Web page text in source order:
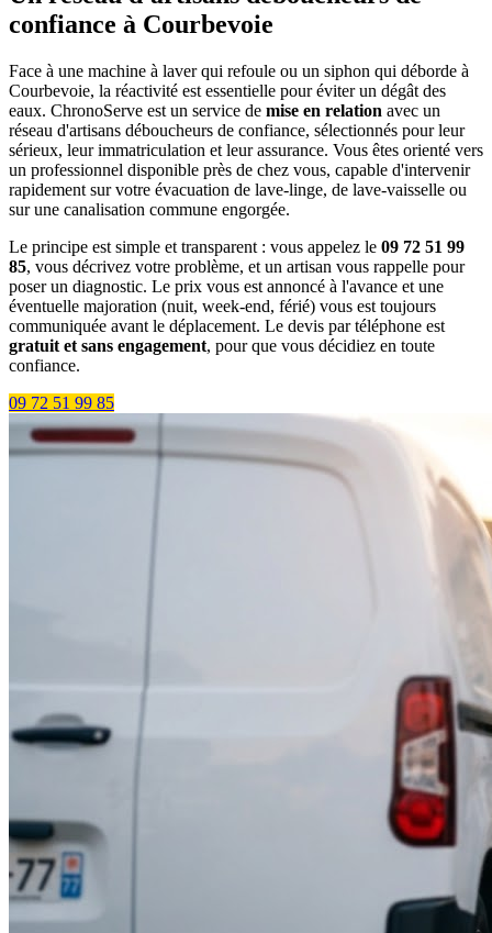
confiance à Courbevoie
Face à une machine à laver qui refoule ou un siphon qui déborde à
Courbevoie, la réactivité est essentielle pour éviter un dégât des
eaux. ChronoServe est un service de mise en relation avec un
réseau d'artisans déboucheurs de confiance, sélectionnés pour leur
sérieux, leur immatriculation et leur assurance. Vous êtes orienté vers
un professionnel disponible près de chez vous, capable d'intervenir
rapidement sur votre évacuation de lave-linge, de lave-vaisselle ou
sur une canalisation commune engorgée.
Le principe est simple et transparent : vous appelez le 09 72 51 99
85, vous décrivez votre problème, et un artisan vous rappelle pour
poser un diagnostic. Le prix vous est annoncé à l'avance et une
éventuelle majoration (nuit, week-end, férié) vous est toujours
communiquée avant le déplacement. Le devis par téléphone est
gratuit et sans engagement, pour que vous décidiez en toute
confiance.
09 72 51 99 85